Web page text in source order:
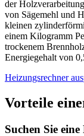
der
von Sägemehl und
kleinen
einem Kilogramm
trockenem
Energiegehalt von
Heizungsrechner
Vorteile
Suchen Sie